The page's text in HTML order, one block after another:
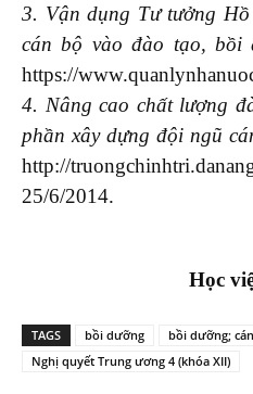
3. Vận dụng Tư tưởng
cán bộ vào đào tạo, bồi
https://
4. Nâng cao chất lượng
phần xây dựng đội ngũ
http://
25/6/2014.
Học
TAGS bồi dưỡng bồi dưỡng;
Nghị quyết Trung ương 4 (khóa XII)